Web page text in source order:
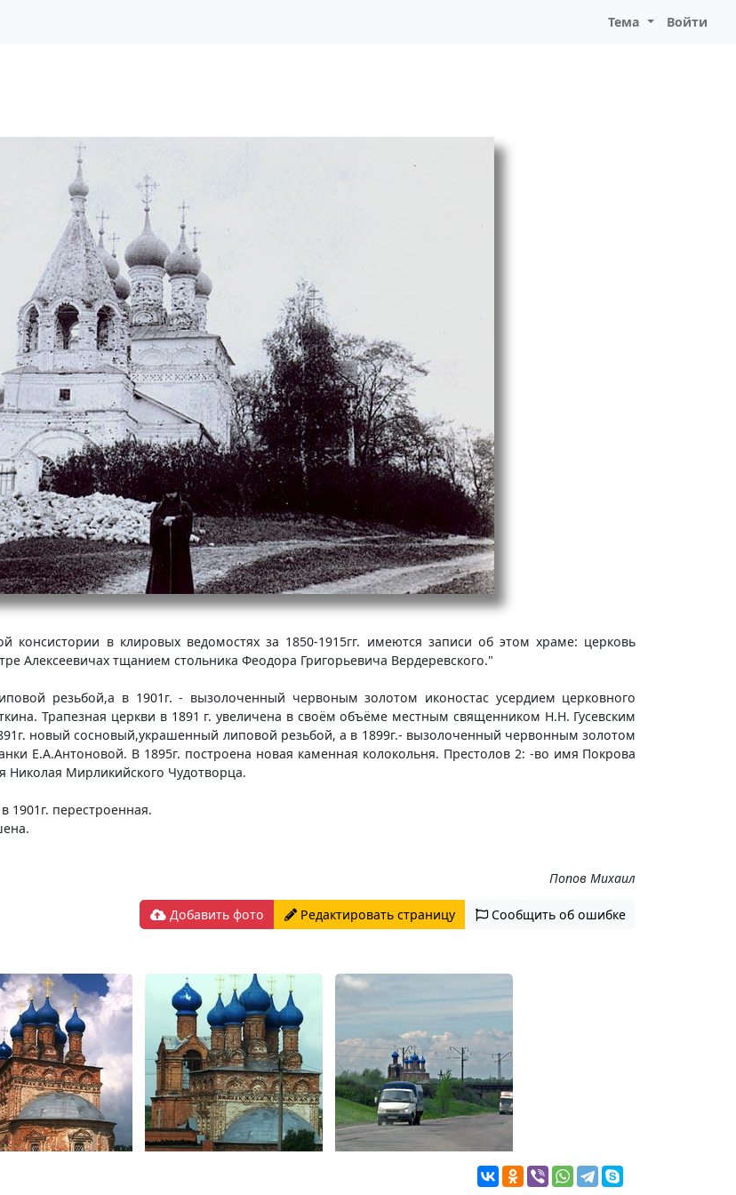
Тема Войти
консистории в клировых ведомостях за 1850-1915гг. имеются записи об этом храме: церковь
Алексеевичах тщанием стольника Феодора Григорьевича Вердеревского."
резьбой,а в 1901г. - вызолоченный червоным золотом иконостас усердием церковного
Трапезная церкви в 1891 г. увеличена в своём объёме местным священником Н.Н. Гусевским
новый сосновый,украшенный липовой резьбой, а в 1899г.- вызолоченный червонным золотом
Е.А.Антоновой. В 1895г. построена новая каменная колокольня. Престолов 2: -во имя Покрова
Николая Мирликийского Чудотворца.
1901г. перестроенная.
Попов Михаил
Добавить фото Редактировать страницу Сообщить об ошибке